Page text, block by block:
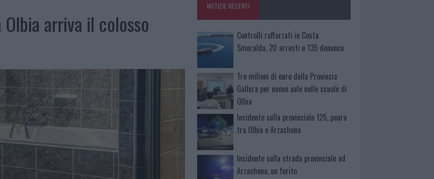
arriva il colosso
NOTIZIE RECENTI
Controlli rafforzati in Costa
Smeralda, 20 arresti e 135 denunce
Tre milioni di euro dalla Provincia
Gallura per nuove aule nelle scuole di
Olbia
Incidente sulla provinciale 125, paura
tra Olbia e Arzachena
Incidente sulla strada provinciale ad
Arzachena, un ferito